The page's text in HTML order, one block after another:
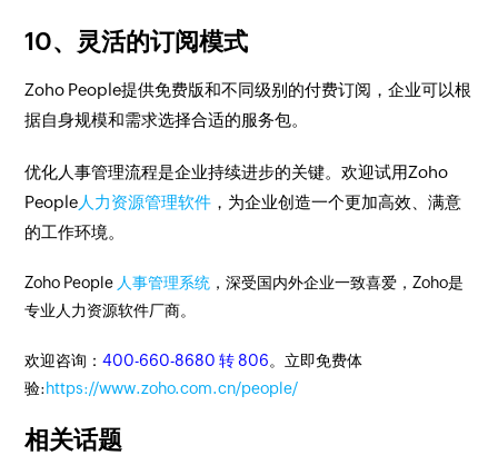
10、灵活的订阅模式
Zoho People提供免费版和不同级别的付费订阅，企业可以根
据自身规模和需求选择合适的服务包。
优化人事管理流程是企业持续进步的关键。欢迎试用Zoho
People人力资源管理软件 ，为企业创造一个更加高效、满意
的工作环境。
Zoho People 人事管理系统 ，深受国内外企业一致喜爱，Zoho是
专业人力资源软件厂商。
欢迎咨询：400-660-8680 转 806。立即免费体
验:https://www.zoho.com.cn/people/
相关话题